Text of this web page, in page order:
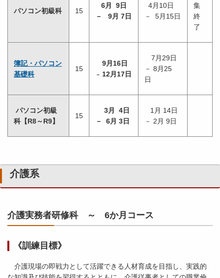
パソコン初級科 15
6月 9日
－ 9月 7日
4月10日
－ 5月15日
集
終
了
簿記・パソコン
基礎科
15
9月16日
－ 12月17日
7月29日
－ 8月25
日
パソコン初級
科【R8～R9】
15
3月 4日
－ 6月 3日
1月 14日
－ 2月 9日
介護系
介護実務者研修科 ～ 6か月コース
《訓練目標》
介護現場の即戦力として活躍できる人材育成を目指し、実践的